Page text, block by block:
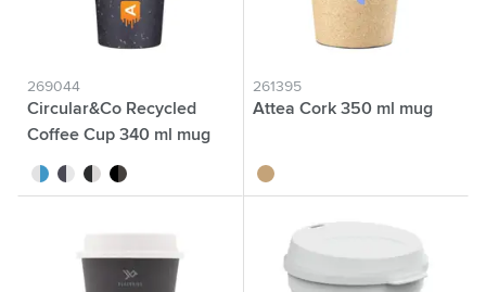
269044
Circular&Co Recycled
Coffee Cup 340 ml mug
blanc/bleu
gris/blanc
blanc/noir
noir/noir
261395
Attea Cork 350 ml mug
liège